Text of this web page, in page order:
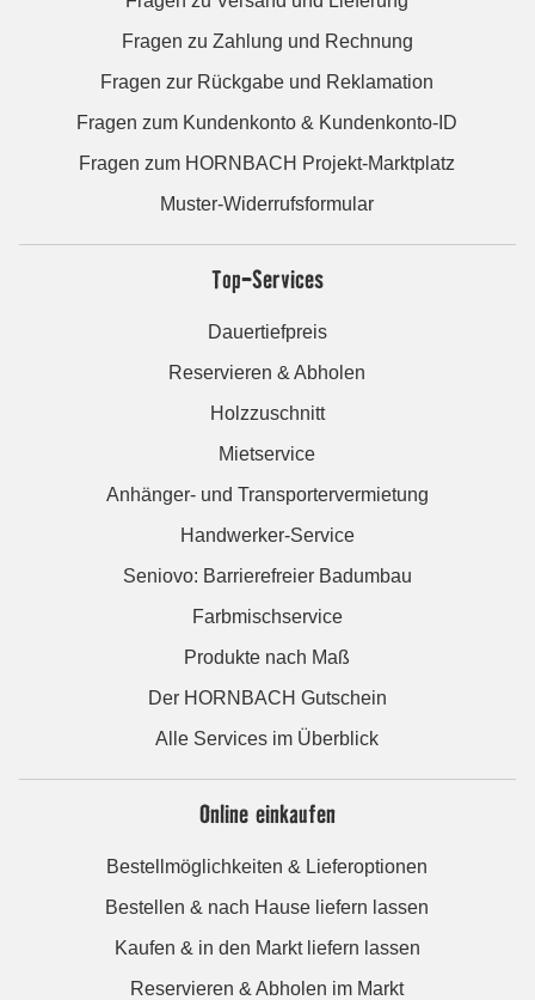
Fragen zu Zahlung und Rechnung
Fragen zur Rückgabe und Reklamation
Fragen zum Kundenkonto & Kundenkonto-ID
Fragen zum HORNBACH Projekt-Marktplatz
Muster-Widerrufsformular
Top-Services
Dauertiefpreis
Reservieren & Abholen
Holzzuschnitt
Mietservice
Anhänger- und Transportervermietung
Handwerker-Service
Seniovo: Barrierefreier Badumbau
Farbmischservice
Produkte nach Maß
Der HORNBACH Gutschein
Alle Services im Überblick
Online einkaufen
Bestellmöglichkeiten & Lieferoptionen
Bestellen & nach Hause liefern lassen
Kaufen & in den Markt liefern lassen
Reservieren & Abholen im Markt